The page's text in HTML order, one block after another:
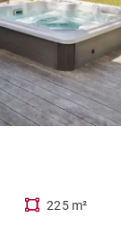
225 m²